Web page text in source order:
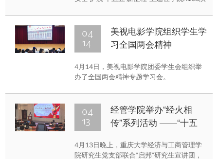
04
14
美视电影学院组织学生学
习全国两会精神
4月14日，美视电影学院团委学生会组织举
办了全国两会精神专题学习会。
04
13
经管学院举办“经火相
传”系列活动 ——“十五
4月13日晚上，重庆大学经济与工商管理学
院研究生党支部联合“启邦”研究生宣讲团，